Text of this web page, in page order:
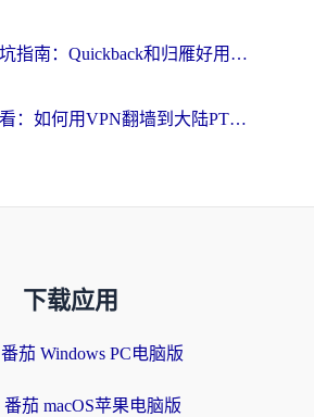
海外党踩坑指南：Quickback和归雁好用吗？选对加速器才能无缝刷国内资源
海外党必看：如何用VPN翻墙到大陆PTT？一篇解决你所有回国加速痛点
下载应用
番茄 Windows PC电脑版
番茄 macOS苹果电脑版